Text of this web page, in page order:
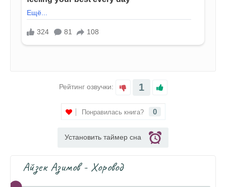
Рейтинг озвучки: 1
Понравилась книга? 0
Установить таймер сна
Айзек Азимов - Хоровод